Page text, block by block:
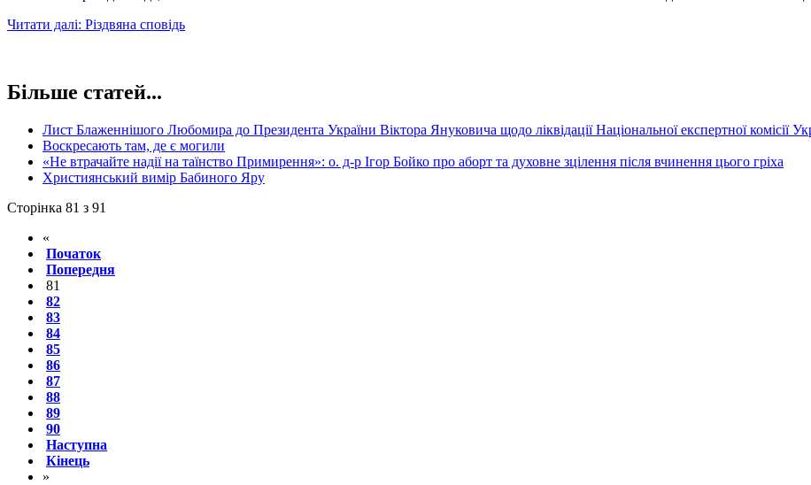
Читати далі: Різдвяна сповідь
Більше статей...
Лист Блаженнішого Любомира до Президента України Віктора Януковича щодо ліквідації Національної експертної комісії
Воскресають там, де є могили
«Не втрачайте надії на таїнство Примирення»: о. д-р Ігор Бойко про аборт та духовне зцілення після вчинення цього гріха
Християнський вимір Бабиного Яру
Сторінка 81 з 91
«
Початок
Попередня
81
82
83
84
85
86
87
88
89
90
Наступна
Кінець
»